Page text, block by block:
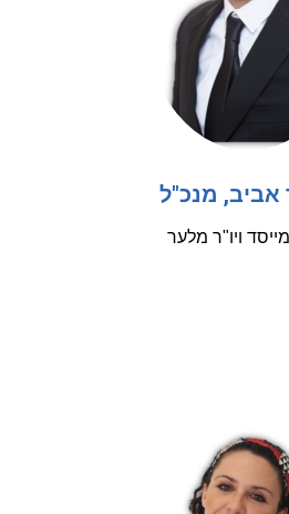
אביב, מנכ"ל
ויו"ר מלער